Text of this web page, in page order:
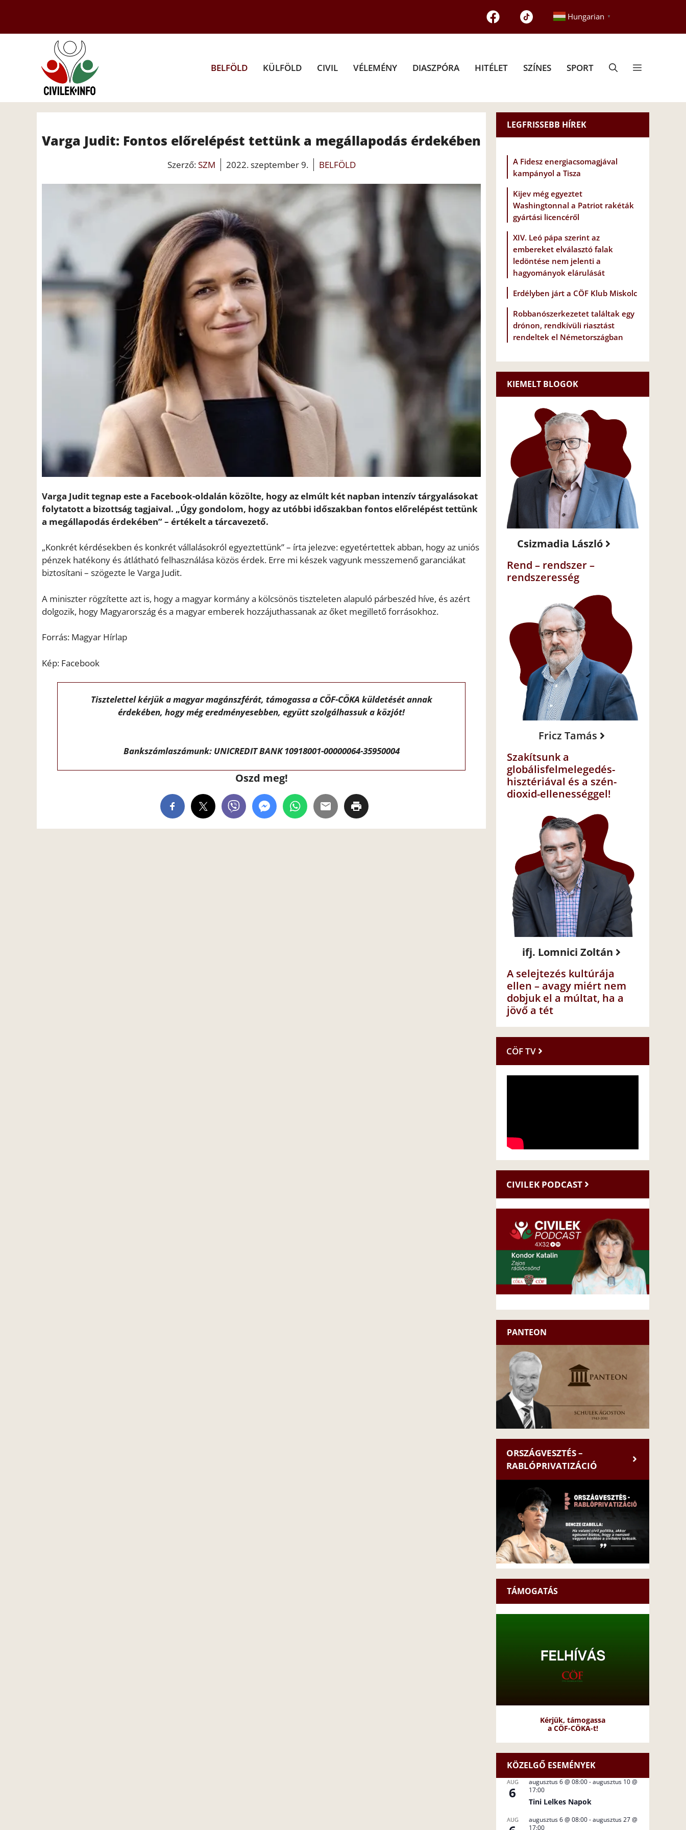
tartalomba
Hungarian ▼
BELFÖLD KÜLFÖLD CIVIL VÉLEMÉNY DIASZPÓRA HITÉLET SZÍNES SPORT
Varga Judit: Fontos előrelépést tettünk a megállapodás érdekében
Szerző:SZM 2022. szeptember 9. BELFÖLD
Varga Judit tegnap este a Facebook-oldalán közölte, hogy az elmúlt két napban intenzív tárgyalásokat
folytatott a bizottság tagjaival. „Úgy gondolom, hogy az utóbbi időszakban fontos előrelépést tettünk
a megállapodás érdekében” – értékelt a tárcavezető.
„Konkrét kérdésekben és konkrét vállalásokról egyeztettünk” – írta jelezve: egyetértettek abban, hogy az uniós
pénzek hatékony és átlátható felhasználása közös érdek. Erre mi készek vagyunk messzemenő garanciákat
biztosítani – szögezte le Varga Judit.
A miniszter rögzítette azt is, hogy a magyar kormány a kölcsönös tiszteleten alapuló párbeszéd híve, és azért
dolgozik, hogy Magyarország és a magyar emberek hozzájuthassanak az őket megillető forrásokhoz.
Forrás: Magyar Hírlap
Kép: Facebook
Tisztelettel kérjük a magyar magánszférát, támogassa a CÖF-CÖKA küldetését annak
érdekében, hogy még eredményesebben, együtt szolgálhassuk a közjót!
Bankszámlaszámunk: UNICREDIT BANK 10918001-00000064-35950004
Oszd meg!
LEGFRISSEBB HÍREK
A Fidesz energiacsomagjával
kampányol a Tisza
Kijev még egyeztet
Washingtonnal a Patriot rakéták
gyártási licencéről
XIV. Leó pápa szerint az
embereket elválasztó falak
ledöntése nem jelenti a
hagyományok elárulását
Erdélyben járt a CÖF Klub Miskolc
Robbanószerkezetet találtak egy
drónon, rendkívüli riasztást
rendeltek el Németországban
KIEMELT BLOGOK
Csizmadia László
Rend – rendszer –
rendszeresség
Fricz Tamás
Szakítsunk a
globálisfelmelegedés-
hisztériával és a szén-
dioxid-ellenességgel!
ifj. Lomnici Zoltán
A selejtezés kultúrája
ellen – avagy miért nem
dobjuk el a múltat, ha a
jövő a tét
CÖF TV
CIVILEK PODCAST
PANTEON
ORSZÁGVESZTÉS –
RABLÓPRIVATIZÁCIÓ
TÁMOGATÁS
Kérjük, támogassa
a CÖF-CÖKA-t!
KÖZELGŐ ESEMÉNYEK
AUG
6
augusztus 6 @ 08:00-augusztus 10 @
17:00
Tini Lelkes Napok
AUG augusztus 6 @ 08:00-augusztus 27 @
17:00